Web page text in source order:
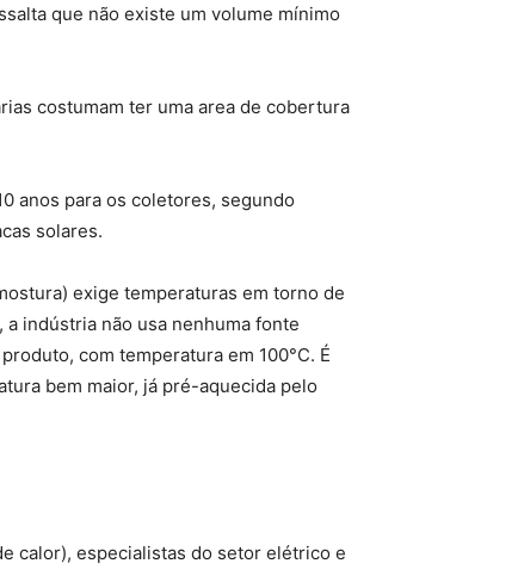
que não existe um volume mínimo
costumam ter uma area de cobertura
anos para os coletores, segundo
solares.
exige temperaturas em torno de
indústria não usa nenhuma fonte
com temperatura em 100°C. É
bem maior, já pré-aquecida pelo
calor), especialistas do setor elétrico e